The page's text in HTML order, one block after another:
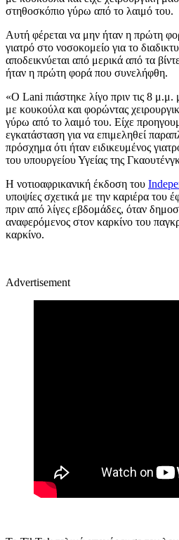
στηθοσκόπιο γύρω από το λαιμό του.
Αυτή φέρεται να μην ήταν η πρώτη
γιατρό στο νοσοκομείο για το
αποδεικνύεται από μερικά από τα
ήταν η πρώτη φορά που συνελήφθη.
«Ο Lani πιάστηκε λίγο πριν τις 8
με κουκούλα και φορώντας
γύρω από το λαιμό του. Είχε
εγκατάσταση για να επιμεληθεί
πρόσχημα ότι ήταν ειδικευμένος
του υπουργείου Υγείας της
Η νοτιοαφρικανική έκδοση του
υποψίες σχετικά με την καριέρα του
πριν από λίγες εβδομάδες, όταν
αναφερόμενος στον καρκίνο του
καρκίνο.
Advertisement